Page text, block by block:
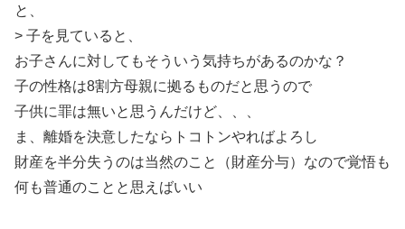
と、
> 子を見ていると、
お子さんに対してもそういう気持ちがあるのかな？
子の性格は8割方母親に拠るものだと思うので
子供に罪は無いと思うんだけど、、、
ま、離婚を決意したならトコトンやればよろし
財産を半分失うのは当然のこと（財産分与）なので覚悟も
何も普通のことと思えばいい